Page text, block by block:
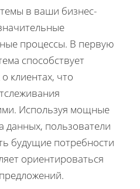
в ваши бизнес-
процессы. В первую
способствует
клиентах, что
Используя мощные
данных, пользователи
будущие потребности
ориентироваться